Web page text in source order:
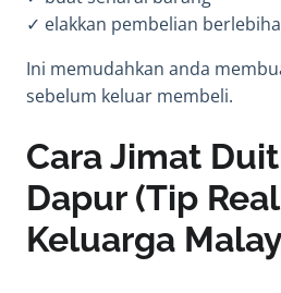
✓ elakkan pembelian
Ini memudahkan anda
sebelum keluar membeli.
Cara Jimat
Dapur (Tip
Keluarga